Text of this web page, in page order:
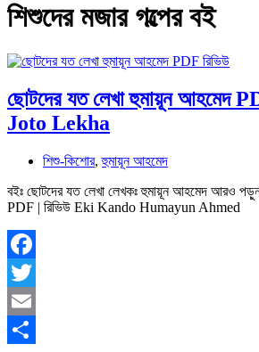
শিশুদের মজার গল্পের বই
ছোটদের যত লেখা হুমায়ূন আহমেদ
Joto Lekha
শিশু-কিশোর,হুমায়ূন আহমেদ
বইঃ ছোটদের যত লেখা লেখকঃ হুমায়ূন আহমেদ আরও
PDF | রিভিউ Eki Kando Humayun Ahmed
Facebook
Twitter
Email